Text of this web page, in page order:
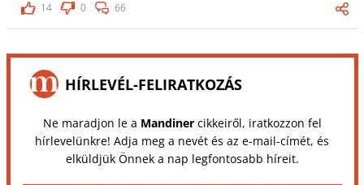
14
0 66
HÍRLEVÉL-FELIRATKOZÁS
Ne maradjon le a Mandinercikkeiről, iratkozzon fel
hírlevelünkre! Adja meg a nevét és az e-mail-címét, és
elküldjük Önnek a nap legfontosabb híreit.